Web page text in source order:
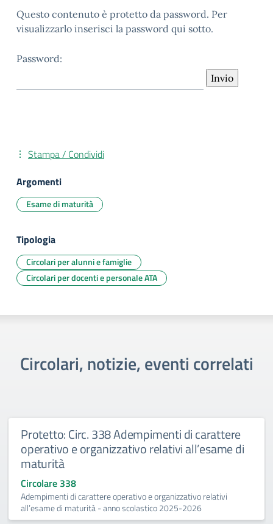
Questo contenuto è protetto da password. Per
visualizzarlo inserisci la password qui sotto.
Password:
Stampa / Condividi
Argomenti
Esame di maturità
Tipologia
Circolari per alunni e famiglie
Circolari per docenti e personale ATA
Circolari, notizie, eventi correlati
Protetto: Circ. 338 Adempimenti di carattere
operativo e organizzativo relativi all’esame di
maturità
Circolare 338
Adempimenti di carattere operativo e organizzativo relativi
all’esame di maturità - anno scolastico 2025-2026